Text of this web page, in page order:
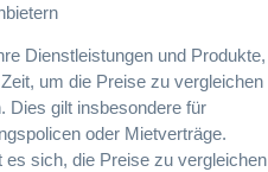
Dienstleistungen und Produkte,
um die Preise zu vergleichen
Dies gilt insbesondere für
oder Mietverträge.
es sich, die Preise zu vergleichen